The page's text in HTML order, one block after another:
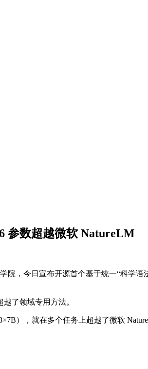
参数超越微软 NatureLM
，今日宣布开源首个基于统一“科学语
了领域专用方法。
），就在多个任务上超越了微软